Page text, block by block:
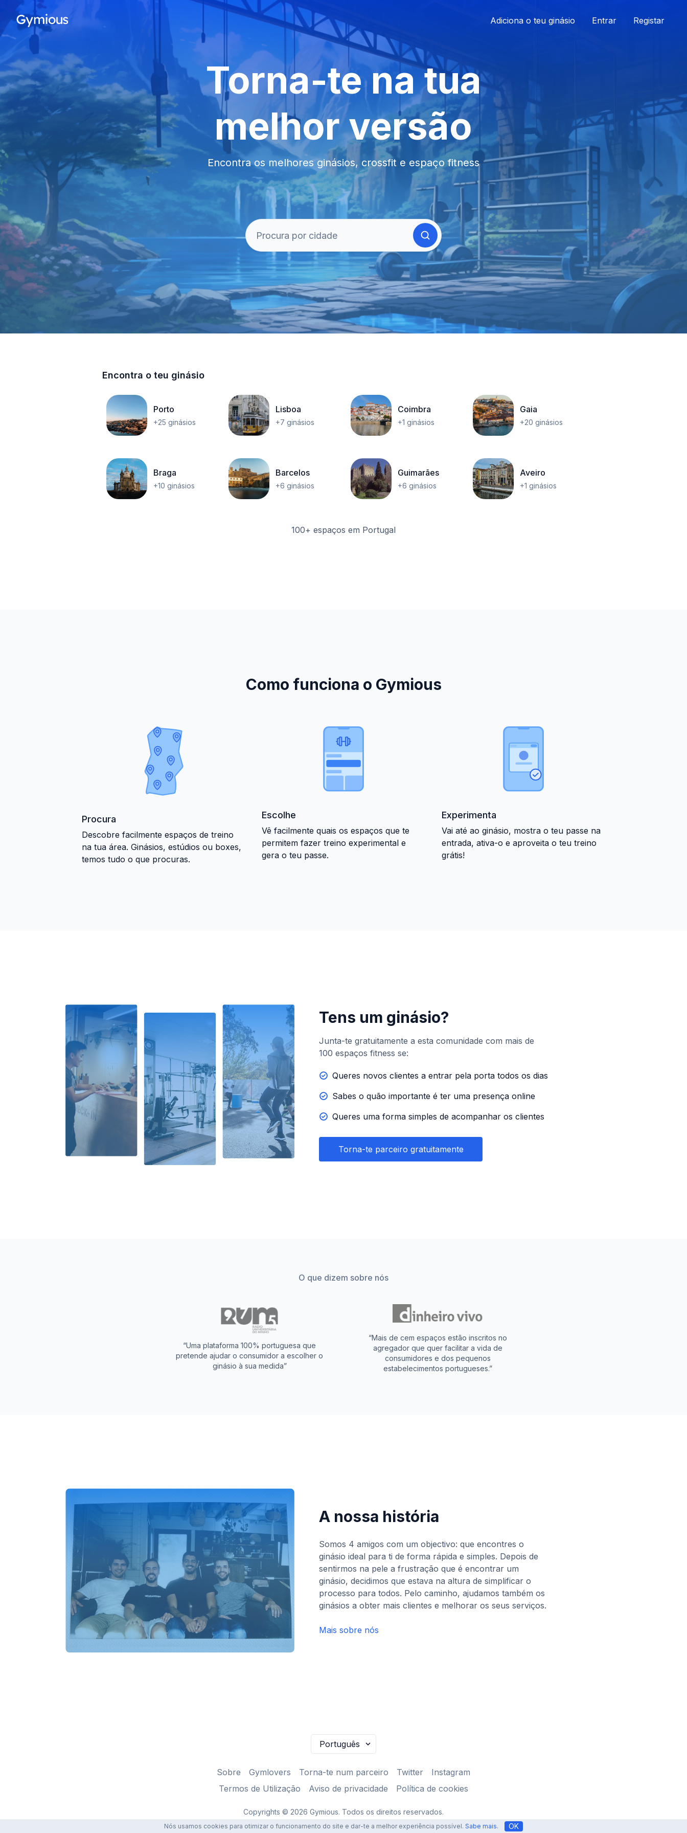
Adiciona o teu ginásio Entrar Registar
Torna-te na tua
melhor versão
Encontra os melhores ginásios, crossfit e espaço fitness
Encontra o teu ginásio
Porto
+25 ginásios
Lisboa
+7 ginásios
Coimbra
+1 ginásios
Gaia
+20 ginásios
Braga
+10 ginásios
Barcelos
+6 ginásios
Guimarães
+6 ginásios
Aveiro
+1 ginásios
100+ espaços em Portugal
Como funciona o Gymious
Procura
Descobre facilmente espaços de treino
na tua área. Ginásios, estúdios ou boxes,
temos tudo o que procuras.
Escolhe
Vê facilmente quais os espaços que te
permitem fazer treino experimental e
gera o teu passe.
Experimenta
Vai até ao ginásio, mostra o teu passe na
entrada, ativa-o e aproveita o teu treino
grátis!
Tens um ginásio?
Junta-te gratuitamente a esta comunidade com mais de
100 espaços fitness se:
Queres novos clientes a entrar pela porta todos os dias
Sabes o quão importante é ter uma presença online
Queres uma forma simples de acompanhar os clientes
Torna-te parceiro gratuitamente
O que dizem sobre nós
“Uma plataforma 100% portuguesa que
pretende ajudar o consumidor a escolher o
ginásio à sua medida”
“Mais de cem espaços estão inscritos no
agregador que quer facilitar a vida de
consumidores e dos pequenos
estabelecimentos portugueses.”
A nossa história
Somos 4 amigos com um objectivo: que encontres o
ginásio ideal para ti de forma rápida e simples. Depois de
sentirmos na pele a frustração que é encontrar um
ginásio, decidimos que estava na altura de simplificar o
processo para todos. Pelo caminho, ajudamos também os
ginásios a obter mais clientes e melhorar os seus serviços.
Mais sobre nós
Sobre Gymlovers Torna-te num parceiro Twitter
Instagram
Termos de Utilização
Aviso de privacidade Política de cookies
Copyrights © 2026 Gymious. Todos os direitos reservados.
Nós usamos cookies para otimizar o funcionamento do site e dar-te a melhor experiência possível. Sabe mais. OK